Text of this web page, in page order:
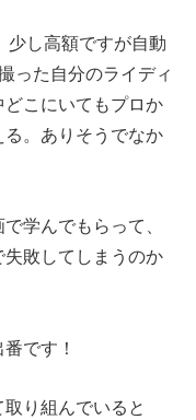
少し高額ですが自動
った自分のライディ
こにいてもプロか
。ありそうでなか
学んでもらって、
失敗してしまうのか
です！
り組んでいると